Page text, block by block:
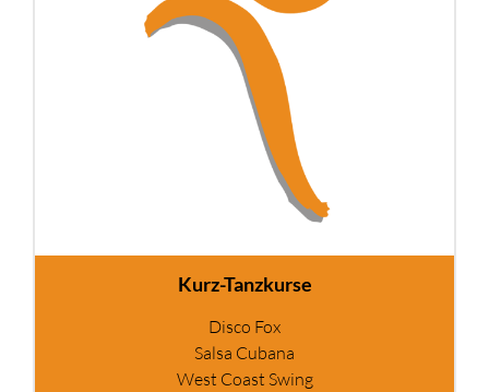
Kurz-Tanzkurse
Disco Fox
Salsa Cubana
West Coast Swing